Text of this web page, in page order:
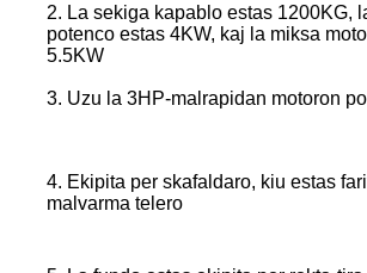
2. La sekiga kapablo estas 1200KG,
potenco estas 4KW, kaj la miksa
5.5KW
3. Uzu la 3HP-malrapidan motoron
4. Ekipita per skafaldaro, kiu estas
malvarma telero